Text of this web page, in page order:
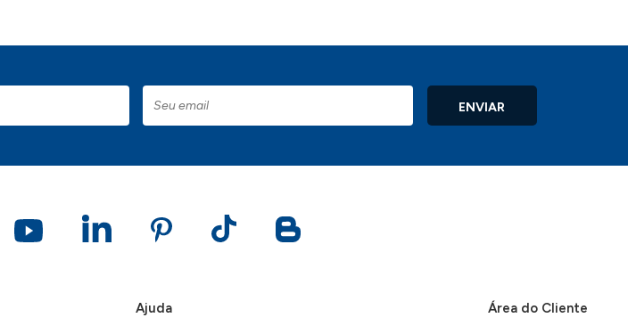
ENVIAR
Ajuda Área do Cliente